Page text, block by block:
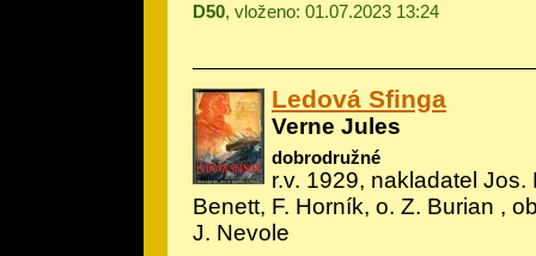
D50, vloženo: 01.07.2023 13:24
Ledová Sfinga
Verne Jules
dobrodružné
r.v. 1929, nakladatel
Benett, F. Horník, o. Z. Burian ,
J. Nevole